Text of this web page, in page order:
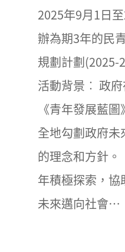
2025年9月1日
辦為期3年的民
規劃計劃(2025-
活動背景︰ 政
《青年發展藍
全地勾劃政府
的理念和方針
年積極探索，
未來邁向社會…